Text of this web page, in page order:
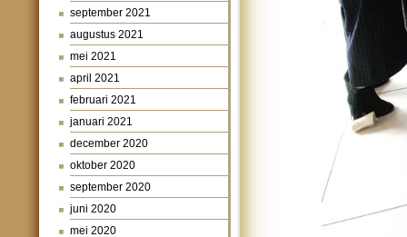
september 2021
augustus 2021
mei 2021
april 2021
februari 2021
januari 2021
december 2020
oktober 2020
september 2020
juni 2020
mei 2020